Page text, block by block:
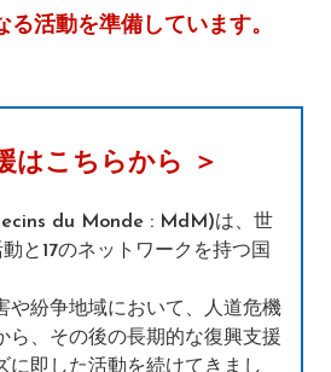
活動を準備しています。
はこちらから ＞
du Monde : MdM)は、世
と17のネットワークを持つ国
や紛争地域において、人道危機
ら、その後の長期的な復興支援
に即した活動を続けてきまし